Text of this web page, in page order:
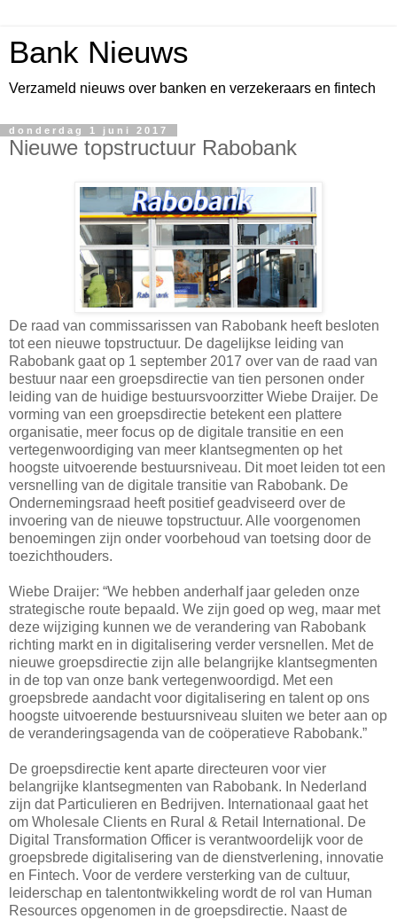
Bank Nieuws
Verzameld nieuws over banken en verzekeraars en fintech
donderdag 1 juni 2017
Nieuwe topstructuur Rabobank
De raad van commissarissen van Rabobank heeft besloten
tot een nieuwe topstructuur. De dagelijkse leiding van
Rabobank gaat op 1 september 2017 over van de raad van
bestuur naar een groepsdirectie van tien personen onder
leiding van de huidige bestuursvoorzitter Wiebe Draijer. De
vorming van een groepsdirectie betekent een plattere
organisatie, meer focus op de digitale transitie en een
vertegenwoordiging van meer klantsegmenten op het
hoogste uitvoerende bestuursniveau. Dit moet leiden tot een
versnelling van de digitale transitie van Rabobank. De
Ondernemingsraad heeft positief geadviseerd over de
invoering van de nieuwe topstructuur. Alle voorgenomen
benoemingen zijn onder voorbehoud van toetsing door de
toezichthouders.
Wiebe Draijer: “We hebben anderhalf jaar geleden onze
strategische route bepaald. We zijn goed op weg, maar met
deze wijziging kunnen we de verandering van Rabobank
richting markt en in digitalisering verder versnellen. Met de
nieuwe groepsdirectie zijn alle belangrijke klantsegmenten
in de top van onze bank vertegenwoordigd. Met een
groepsbrede aandacht voor digitalisering en talent op ons
hoogste uitvoerende bestuursniveau sluiten we beter aan op
de veranderingsagenda van de coöperatieve Rabobank.”
De groepsdirectie kent aparte directeuren voor vier
belangrijke klantsegmenten van Rabobank. In Nederland
zijn dat Particulieren en Bedrijven. Internationaal gaat het
om Wholesale Clients en Rural & Retail International. De
Digital Transformation Officer is verantwoordelijk voor de
groepsbrede digitalisering van de dienstverlening, innovatie
en Fintech. Voor de verdere versterking van de cultuur,
leiderschap en talentontwikkeling wordt de rol van Human
Resources opgenomen in de groepsdirectie. Naast de